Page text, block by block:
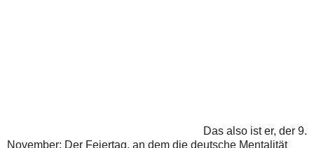
Das also ist er, der 9.
November: Der Feiertag, an dem die deutsche Mentalität